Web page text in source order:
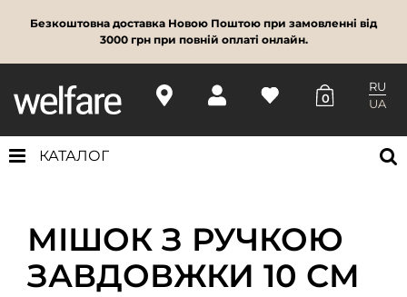
Безкоштовна доставка Новою Поштою при замовленні від
3000 грн при повній оплаті онлайн.
0
RU
UA
КАТАЛОГ
МІШОК З РУЧКОЮ
ЗАВДОВЖКИ 10 СМ